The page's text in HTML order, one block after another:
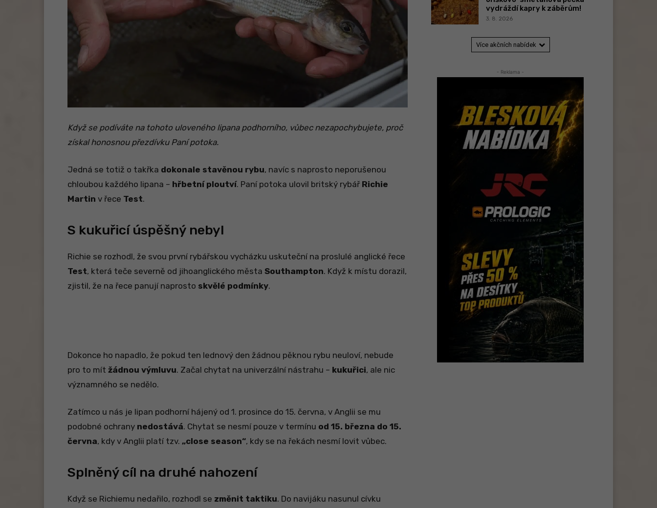
Když se podíváte na tohoto uloveného lipana podhorního, vůbec nezapochybujete, proč
získal honosnou přezdívku Paní potoka.
Jedná se totiž o takřka dokonale stavěnou rybu, navíc s naprosto neporušenou
chloubou každého lipana – hřbetní ploutví. Paní potoka ulovil britský rybář Richie
Martin v řece Test.
S kukuřicí úspěšný nebyl
Richie se rozhodl, že svou první rybářskou vycházku uskuteční na proslulé anglické řece
Test, která teče severně od jihoanglického města Southampton. Když k místu dorazil,
zjistil, že na řece panují naprosto skvělé podmínky.
Dokonce ho napadlo, že pokud ten lednový den žádnou pěknou rybu neuloví, nebude
pro to mít žádnou výmluvu. Začal chytat na univerzální nástrahu – kukuřici, ale nic
významného se nedělo.
Zatímco u nás je lipan podhorní hájený od 1. prosince do 15. června, v Anglii se mu
podobné ochrany nedostává. Chytat se nesmí pouze v termínu od 15. března do 15.
června, kdy v Anglii platí tzv. „close season“, kdy se na řekách nesmí lovit vůbec.
Splněný cíl na druhé nahození
Když se Richiemu nedařilo, rozhodl se změnit taktiku. Do navijáku nasunul cívku
vydráždí kapry k záběrům!
3. 8. 2026
Více akčních nabídek
- Reklama -